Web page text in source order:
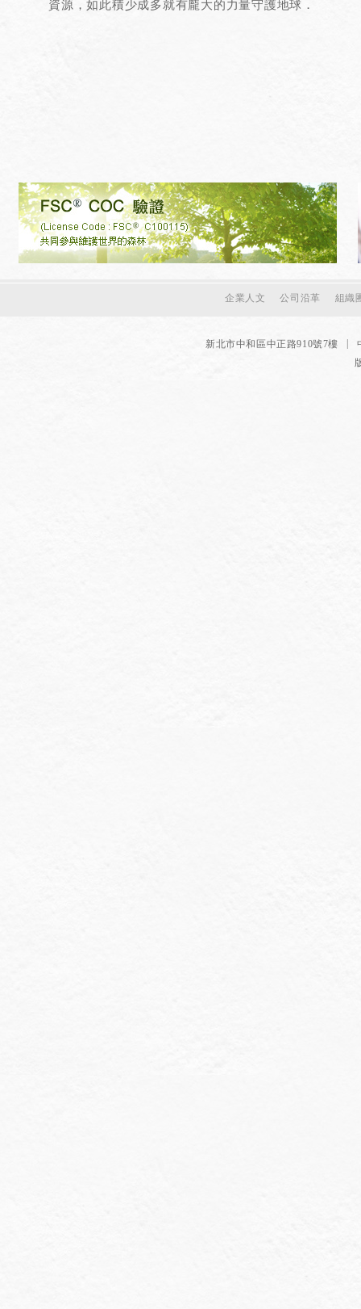
資源，如此積少成多就有龐大的力量守護地球．
企業人文 公司沿革 組織
新北市中和區中正路910號7樓